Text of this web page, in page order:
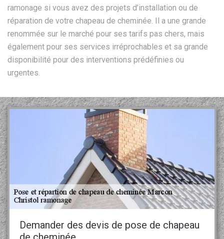
ramonage si vous avez des projets d’installation ou de
réparation de votre chapeau de cheminée. Il a une grande
renommée sur le marché pour ses tarifs pas chers, mais
également pour ses services irréprochables et sa grande
disponibilité pour des interventions prédéfinies ou
urgentes.
Demander des devis de pose de chapeau